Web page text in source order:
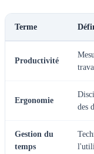
Terme
Productivité
Ergonomie
des
Gestion du
temps